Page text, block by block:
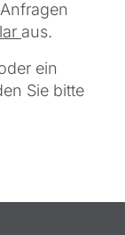
aus.
ein
Sie bitte